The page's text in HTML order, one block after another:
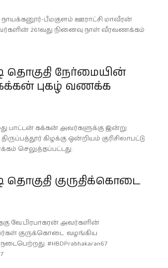
நாயக்கனூர்-பீமகுளம் ஊராட்சி மாவீரன்
261வது நினைவு நாள் வீரவணக்கம்
தொகுதி நேர்மையின்
புகழ் வணக்க
பாட்டன் கக்கன் அவர்களுக்கு இன்று
கிழக்கு ஒன்றியம் குரிசிலாபட்டு
செலுத்தப்பட்டது.
தொகுதி குருதிக்கொடை
வே.பிரபாகரன் அவர்களின்
குருக்கொடை வழங்கிய
#HBDPrabhakaran67